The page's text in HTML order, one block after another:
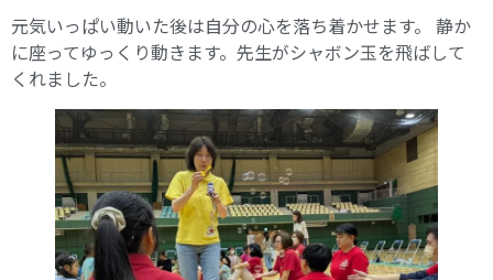
元気いっぱい動いた後は自分の心を落ち着かせます。 静か
に座ってゆっくり動きます。先生がシャボン玉を飛ばして
くれました。